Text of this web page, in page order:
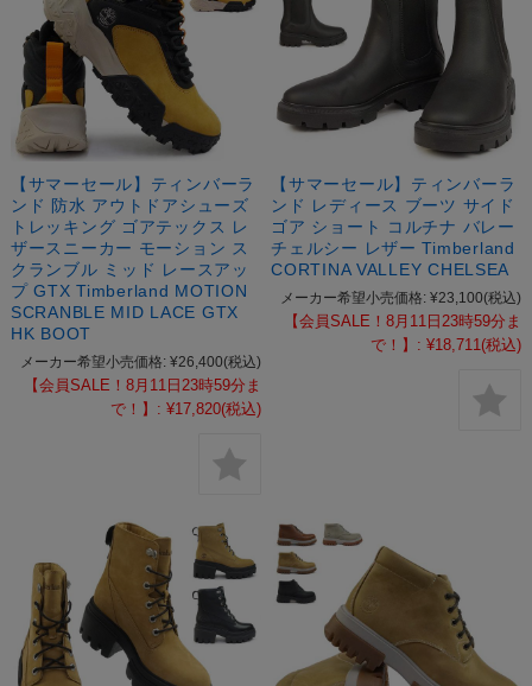
【サマーセール】ティンバーラ
ンド 防水 アウトドアシューズ
トレッキング ゴアテックス レ
ザースニーカー モーション ス
クランブル ミッド レースアッ
プ GTX Timberland MOTION
SCRANBLE MID LACE GTX
HK BOOT
メーカー希望小売価格: ¥26,400(税込)
【会員SALE！8月11日23時59分ま
で！】: ¥17,820(税込)
【サマーセール】ティンバーラ
ンド レディース ブーツ サイド
ゴア ショート コルチナ バレー
チェルシー レザー Timberland
CORTINA VALLEY CHELSEA
メーカー希望小売価格: ¥23,100(税込)
【会員SALE！8月11日23時59分ま
で！】: ¥18,711 (税込)